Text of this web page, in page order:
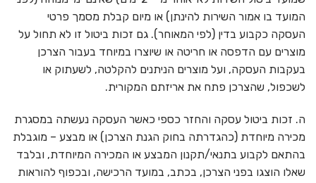
המועד בו אמור השירות להינתן) או מיום קבלת מסמך פרטי
העסקה כקבוע בדין (לפי המאוחר). גם זכות ביטול זו לא תחול על
מוצרים עם הדפסה או חריטה או שיוצרו במיוחד בעבור הצרכן
בעקבות העסקה, ועל מוצרים הניתנים להקלטה, לשעתוק או
לשכפול, שהצרכן פתח את אריזתם המקורית.
ה. זכות ביטול עסקה והחזר כספי כאשר העסקה נעשתה במסגרת
מכירה מיוחדת (כהגדרתה בחוק הגנת הצרכן) או מבצע – מוגבלת
בהתאם לקבוע בתנאי/תקנון המבצע או המכירה המיוחדת, ובלבד
שאלו הוצגו בפני הצרכן, בכתב, במועד הרכישה, ובכפוף להוראות